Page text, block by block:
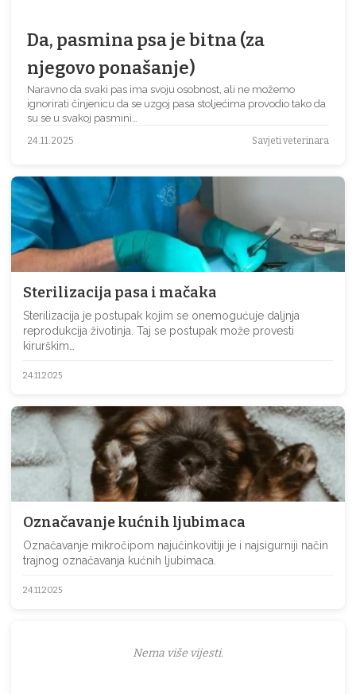
Da, pasmina psa je bitna (za
njegovo ponašanje)
Naravno da svaki pas ima svoju osobnost, ali ne možemo
ignorirati činjenicu da se uzgoj pasa stoljećima provodio tako da
su se u svakoj pasmini…
24.11.2025 Savjeti veterinara
Sterilizacija pasa i mačaka
Sterilizacija je postupak kojim se onemogućuje daljnja
reprodukcija životinja. Taj se postupak može provesti
kirurškim…
24.11.2025
Označavanje kućnih ljubimaca
Označavanje mikročipom najučinkovitiji je i najsigurniji način
trajnog označavanja kućnih ljubimaca.
24.11.2025
Nema više vijesti.